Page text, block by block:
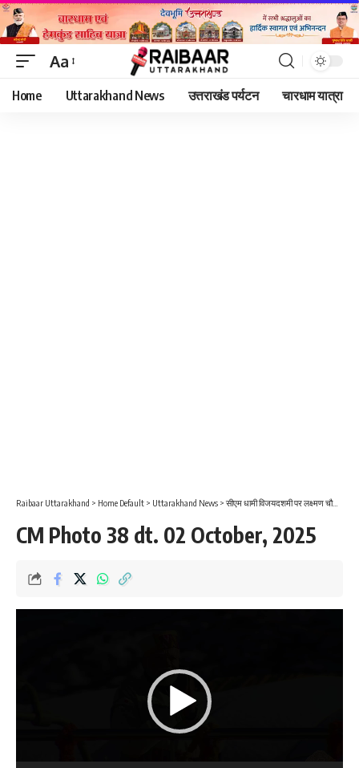
Font
Resizer
Aa
Home Uttarakhand News उत्तराखंड पर्यटन चारधाम यात्रा
Raibaar Uttarakhand > Home Default > Uttarakhand News > सीएम धामी विजयदशमी पर लक्ष्मण चौक, देहरादून में आयोजित दशहरा महोत्सव व रावण दहन में हुए शामिल
CM Photo 38 dt. 02 October, 2025